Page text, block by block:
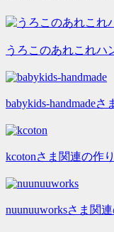
うろこのあれこれハ
babykids-handmade
kcotonさま関連の作
nuunuuworksさま関